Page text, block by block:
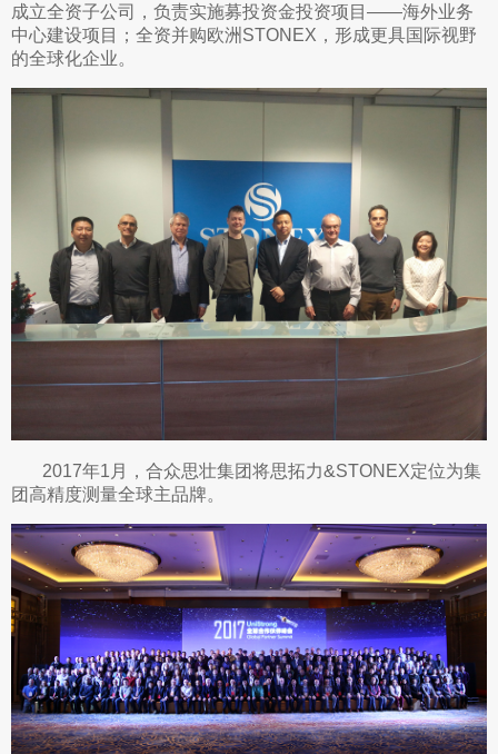
成立全资子公司，负责实施募投资金投资项目——海外业务
中心建设项目；全资并购欧洲STONEX，形成更具国际视野
的全球化企业。
2017年1月，合众思壮集团将思拓力&STONEX定位为集
团高精度测量全球主品牌。